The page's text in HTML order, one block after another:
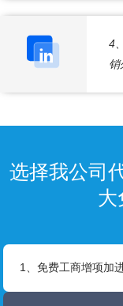
4
销
选择我公司
大
1、免费工商增项加